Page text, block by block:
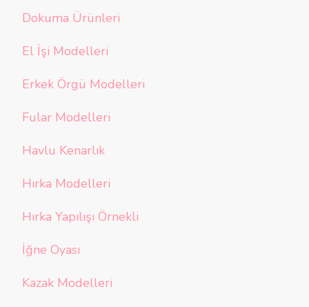
Dokuma Ürünleri
El İşi Modelleri
Erkek Örgü Modelleri
Fular Modelleri
Havlu Kenarlık
Hırka Modelleri
Hırka Yapılışı Örnekli
İğne Oyası
Kazak Modelleri